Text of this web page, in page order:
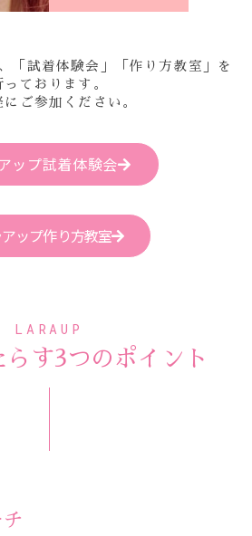
「試着体験会」「作り方教室」を
っております。
にご参加ください。
ップ試着体験会
ップ作り方教室
LARAUP
す3つのポイント